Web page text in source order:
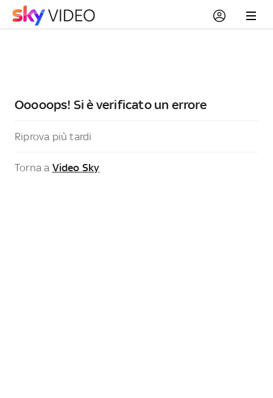
Ooooops! Si è verificato un errore
Riprova più tardi
Torna a Video Sky